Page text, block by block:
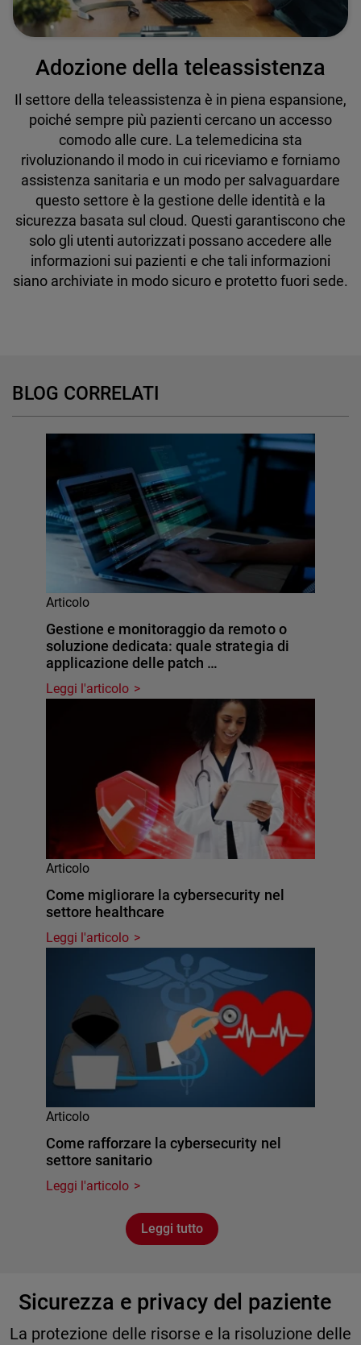
Adozione della teleassistenza
Il settore della teleassistenza è in piena espansione,
poiché sempre più pazienti cercano un accesso
comodo alle cure. La telemedicina sta
rivoluzionando il modo in cui riceviamo e forniamo
assistenza sanitaria e un modo per salvaguardare
questo settore è la gestione delle identità e la
sicurezza basata sul cloud. Questi garantiscono che
solo gli utenti autorizzati possano accedere alle
informazioni sui pazienti e che tali informazioni
siano archiviate in modo sicuro e protetto fuori sede.
BLOG CORRELATI
Articolo
Gestione e monitoraggio da remoto o
soluzione dedicata: quale strategia di
applicazione delle patch …
Leggi l'articolo
Articolo
Come migliorare la cybersecurity nel
settore healthcare
Leggi l'articolo
Articolo
Come rafforzare la cybersecurity nel
settore sanitario
Leggi l'articolo
Leggi tutto
Sicurezza e privacy del paziente
La protezione delle risorse e la risoluzione delle